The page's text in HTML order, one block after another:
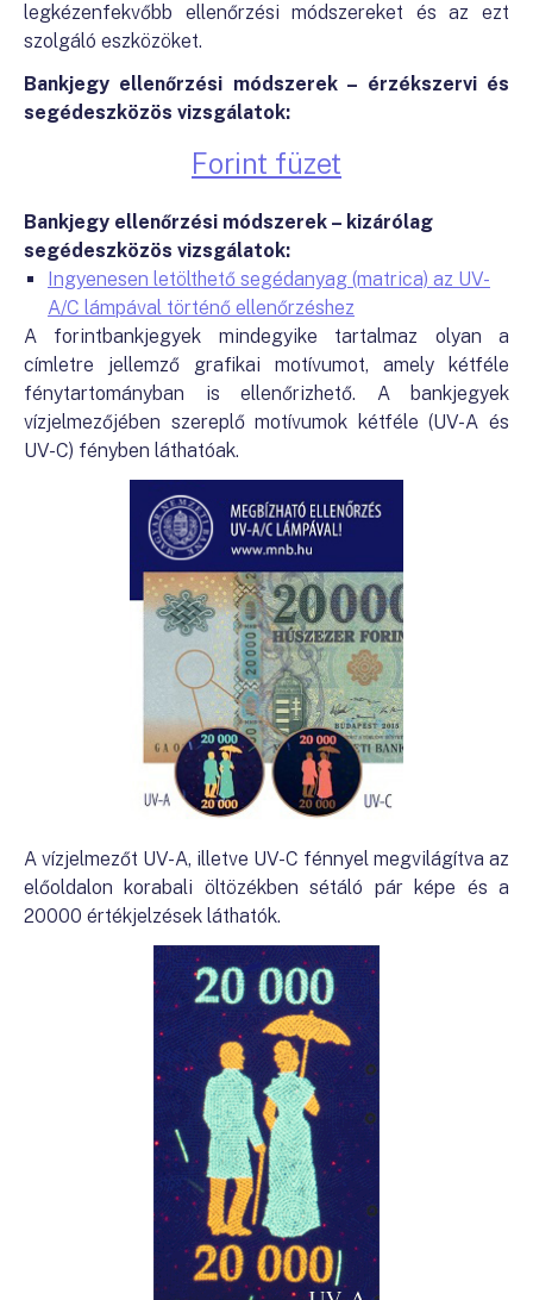
legkézenfekvőbb ellenőrzési módszereket és az ezt
szolgáló eszközöket.
Bankjegy ellenőrzési módszerek – érzékszervi és
segédeszközös vizsgálatok:
Forint füzet
Bankjegy ellenőrzési módszerek – kizárólag
segédeszközös vizsgálatok:
Ingyenesen letölthető segédanyag (matrica) az UV-
A/C lámpával történő ellenőrzéshez
A forintbankjegyek mindegyike tartalmaz olyan a
címletre jellemző grafikai motívumot, amely kétféle
fénytartományban is ellenőrizhető. A bankjegyek
vízjelmezőjében szereplő motívumok kétféle (UV-A és
UV-C) fényben láthatóak.
A vízjelmezőt UV-A, illetve UV-C fénnyel megvilágítva az
előoldalon korabali öltözékben sétáló pár képe és a
20000 értékjelzések láthatók.